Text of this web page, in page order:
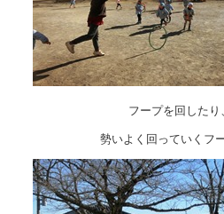
フープを回したり
勢いよく回っていくフ